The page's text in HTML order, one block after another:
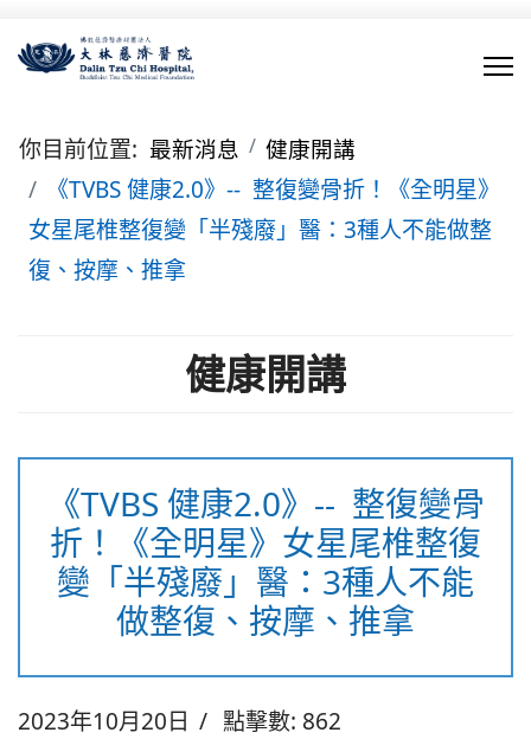
你目前位置: 最新消息 健康開講
《TVBS 健康2.0》-- 整復變骨折！《全明星》
女星尾椎整復變「半殘廢」醫：3種人不能做整
復、按摩、推拿
健康開講
《TVBS 健康2.0》-- 整復變骨
折！《全明星》女星尾椎整復
變「半殘廢」醫：3種人不能
做整復、按摩、推拿
2023年10月20日 點擊數: 862